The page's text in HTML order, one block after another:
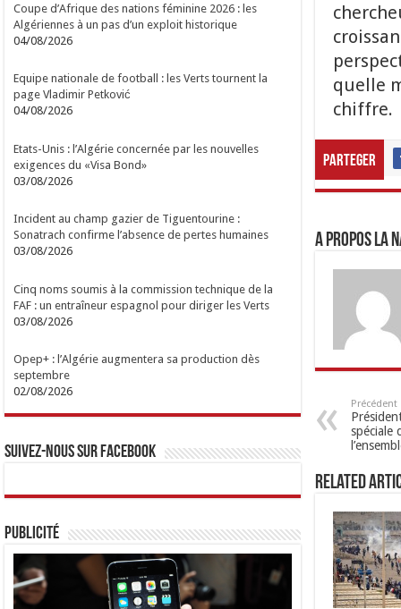
quelle
chiffre.
Parteger
A propos LA
Précédent
spéciale
Related
Coupe d’Afrique des nations féminine 2026 : les
Algériennes à un pas d’un exploit historique
04/08/2026
Equipe nationale de football : les Verts tournent la
page Vladimir Petković
04/08/2026
Etats-Unis : l’Algérie concernée par les nouvelles
exigences du «Visa Bond»
03/08/2026
Incident au champ gazier de Tiguentourine :
Sonatrach confirme l’absence de pertes humaines
03/08/2026
Cinq noms soumis à la commission technique de la
FAF : un entraîneur espagnol pour diriger les Verts
03/08/2026
Opep+ : l’Algérie augmentera sa production dès
septembre
02/08/2026
Suivez-nous sur Facebook
Publicité